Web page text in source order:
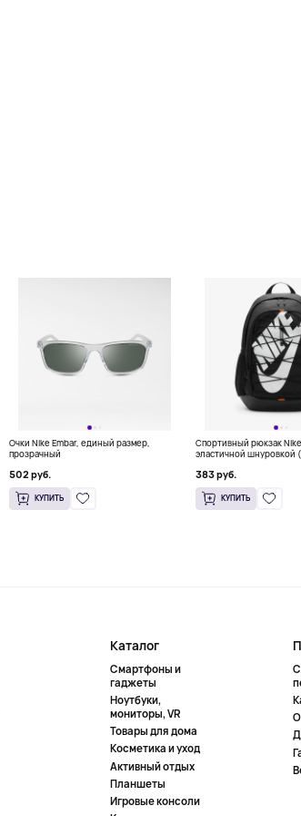
Очки Nike Embar, единый размер,
прозрачный
502 руб.
КУПИТЬ
Спортивный рюкзак
эластичной шнуровкой
383 руб.
КУПИТЬ
Каталог
Смартфоны и
гаджеты
Ноутбуки,
мониторы, VR
Товары для дома
Косметика и уход
Активный отдых
Планшеты
Игровые консоли